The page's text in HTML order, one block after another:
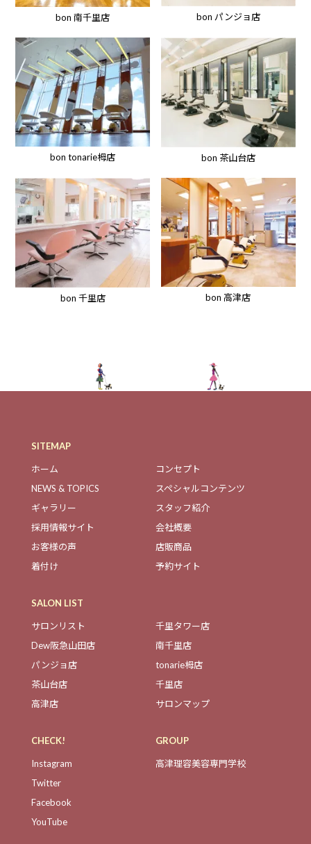
bon 南千里店 bon パンジョ店
bon tonarie栂店 bon 茶山台店
bon 千里店 bon 高津店
SITEMAP
ホーム
コンセプト
NEWS & TOPICS
スペシャルコンテンツ
ギャラリー
スタッフ紹介
採用情報サイト
会社概要
お客様の声
店販商品
着付け
予約サイト
SALON LIST
サロンリスト
千里タワー店
Dew阪急山田店
南千里店
パンジョ店
tonarie栂店
茶山台店
千里店
高津店
サロンマップ
CHECK!
Instagram
Twitter
Facebook
YouTube
GROUP
高津理容美容専門学校